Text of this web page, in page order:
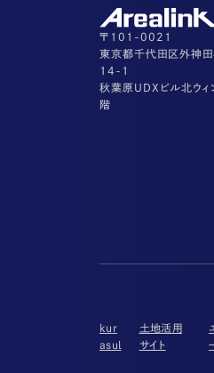
〒101-0021
東京都千代田区外神
14-1
秋葉原UDXビル北ウィ
階
kur
asul
土地活用
サイト